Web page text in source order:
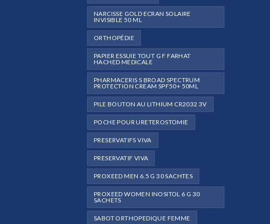
NARCISSE GOLD ECRAN SOLAIRE
INVISIBLE 50 ML
ORTHOPÉDIE
PAPIER ESSUIE TOUT G F FARHAT
HACHED MEDICALE
PHARMACERIS S BROAD SPECTRUM
PROTECTION CREAM SPF50+ 50ML
PILE BOUTON AU LITHIUM CR2032 3V
POCHE POUR URETEROSTOMIE
PRESERVATIFS VIVA
PRESERVATIF VIVA
PROXEED MEN 6.5 G 30 SACHTES
PROXEED WOMEN INOSITOL 6 G 30
SACHETS
SABOT ORTHOPEDIQUE FEMME